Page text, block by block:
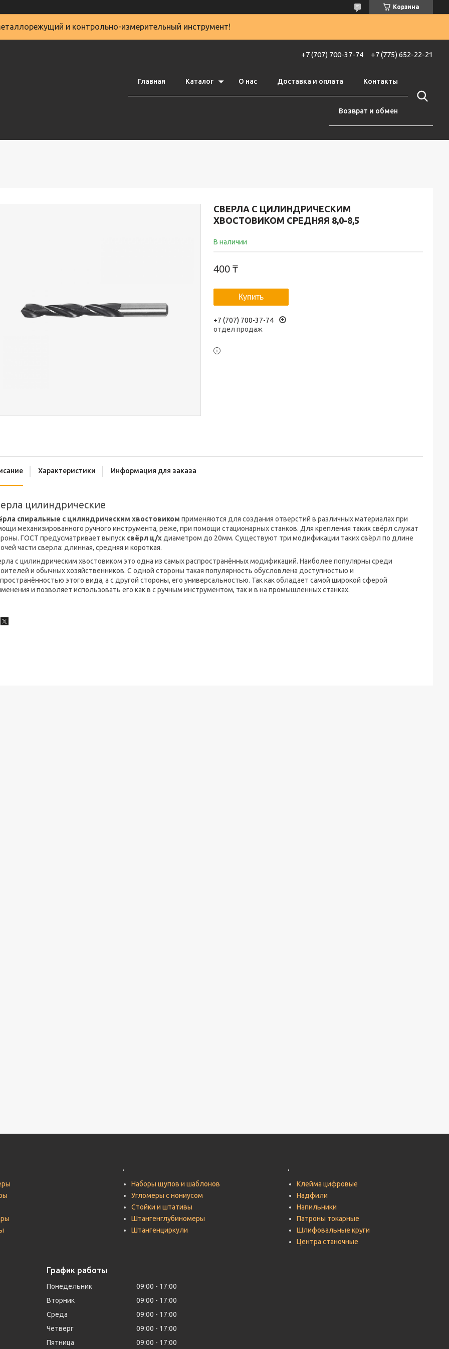
Корзина
и контрольно-измерительный инструмент!
+7 (707) 700-37-74 +7 (775) 652-22-21
Главная Каталог О нас Доставка и оплата Контакты
Возврат и обмен
СВЕРЛА С ЦИЛИНДРИЧЕСКИМ
ХВОСТОВИКОМ СРЕДНЯЯ 8,0-8,5
В наличии
400 ₸
Купить
+7 (707) 700-37-74
отдел продаж
Характеристики Информация для заказа
цилиндрические
спиральные с цилиндрическим хвостовиком применяются для создания отверстий в различных материалах при
механизированного ручного инструмента, реже, при помощи стационарных станков. Для крепления таких свёрл служат
ГОСТ предусматривает выпуск свёрл ц/х диаметром до 20мм. Существуют три модификации таких свёрл по длине
части сверла: длинная, средняя и короткая.
с цилиндрическим хвостовиком это одна из самых распространённых модификаций. Наиболее популярны среди
и обычных хозяйственников. С одной стороны такая популярность обусловлена доступностью и
этого вида, а с другой стороны, его универсальностью. Так как обладает самой широкой сферой
и позволяет использовать его как в с ручным инструментом, так и в на промышленных станках.
.
Наборы щупов и шаблонов
Угломеры с нониусом
Стойки и штативы
Штангенглубиномеры
Штангенциркули
.
Клейма цифровые
Надфили
Напильники
Патроны токарные
Шлифовальные круги
Центра станочные
График работы
Понедельник 09:00
17:00
Вторник
09:00
17:00
Среда
09:00
17:00
Четверг
09:00
17:00
Пятница
09:00 17:00